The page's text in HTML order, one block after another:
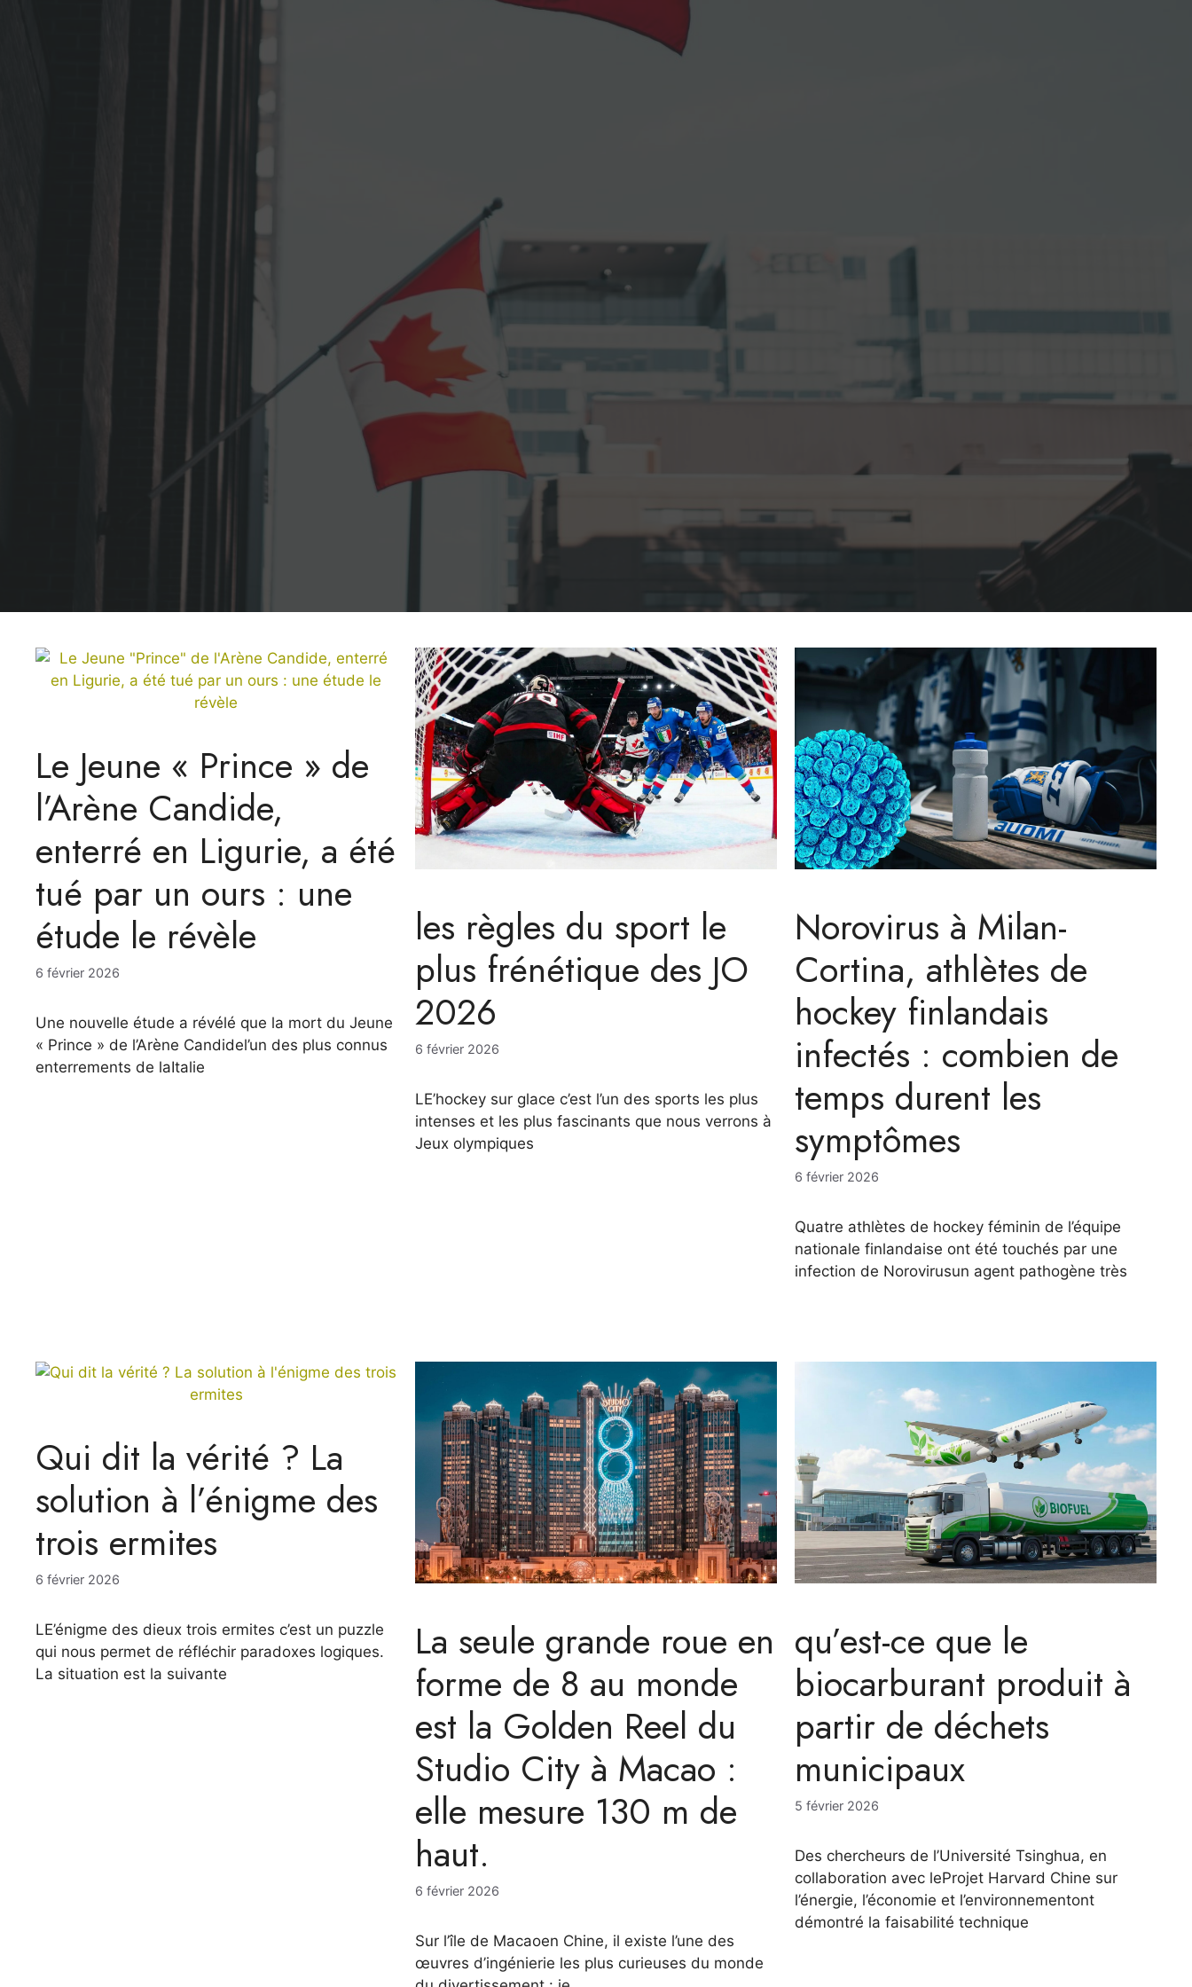
Le Jeune « Prince » de
l’Arène Candide,
enterré en Ligurie, a été
tué par un ours : une
étude le révèle
6 février 2026
Une nouvelle étude a révélé que la mort du Jeune
« Prince » de l’Arène Candidel’un des plus connus
enterrements de laItalie
les règles du sport le
plus frénétique des JO
2026
6 février 2026
LE’hockey sur glace c’est l’un des sports les plus
intenses et les plus fascinants que nous verrons à
Jeux olympiques
Norovirus à Milan-
Cortina, athlètes de
hockey finlandais
infectés : combien de
temps durent les
symptômes
6 février 2026
Quatre athlètes de hockey féminin de l’équipe
nationale finlandaise ont été touchés par une
infection de Norovirusun agent pathogène très
Qui dit la vérité ? La
solution à l’énigme des
trois ermites
6 février 2026
LE’énigme des dieux trois ermites c’est un puzzle
qui nous permet de réfléchir paradoxes logiques.
La situation est la suivante
La seule grande roue en
forme de 8 au monde
est la Golden Reel du
Studio City à Macao :
elle mesure 130 m de
haut.
6 février 2026
Sur l’île de Macaoen Chine, il existe l’une des
œuvres d’ingénierie les plus curieuses du monde
qu’est-ce que le
biocarburant produit à
partir de déchets
municipaux
5 février 2026
Des chercheurs de l’Université Tsinghua, en
collaboration avec leProjet Harvard Chine sur
l’énergie, l’économie et l’environnementont
démontré la faisabilité technique